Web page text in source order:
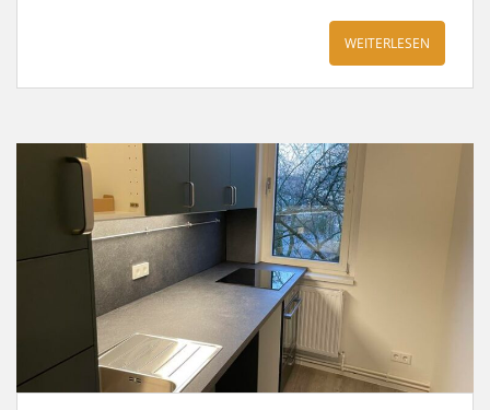
WEITERLESEN